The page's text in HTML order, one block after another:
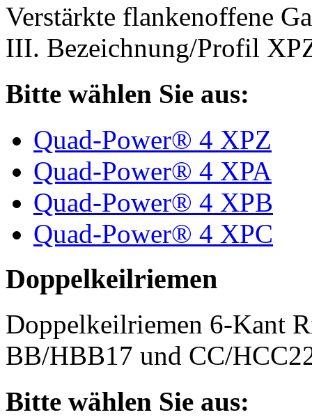
Verstärkte flankenoffene
III. Bezeichnung/Profil
Bitte wählen Sie aus:
Quad-Power® 4 XPZ
Quad-Power® 4 XPA
Quad-Power® 4 XPB
Quad-Power® 4 XPC
Doppelkeilriemen
Doppelkeilriemen 6-Kant
BB/HBB17 und CC/
Bitte wählen Sie aus: